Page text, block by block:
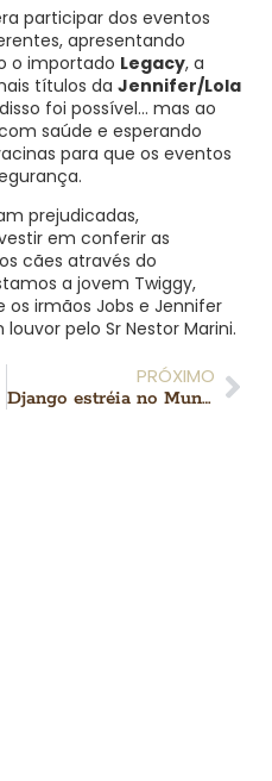
participar dos eventos
apresentando
o importado Legacy, a
títulos da Jennifer/Lola
foi possível… mas ao
saúde e esperando
para que os eventos
prejudicadas,
em conferir as
cães através do
a jovem Twiggy,
os irmãos Jobs e Jennifer
pelo Sr Nestor Marini.
PRÓXIMO
Django estréia no Mundo Fashion